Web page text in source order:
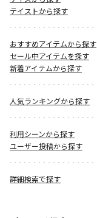
テイストから探す
おすすめアイテムから探す
セール中アイテムを探す
新着アイテムから探す
人気ランキングから探す
利用シーンから探す
ユーザー投稿から探す
詳細検索で探す